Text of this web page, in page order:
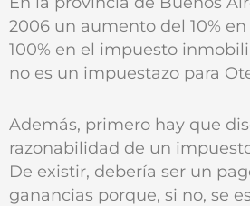
2006 un aumento del 10%
100% en el impuesto
no es un impuestazo para
Además, primero hay que
razonabilidad de un
De existir, debería ser un
ganancias porque, si no, se